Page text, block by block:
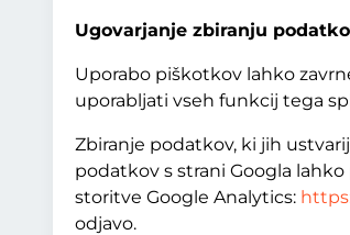
Ugovarjanje zbiranju
Uporabo piškotkov lahko
uporabljati vseh funkcij tega
Zbiranje podatkov, ki jih
podatkov s strani Googla
storitve Google Analytics:
odjavo.